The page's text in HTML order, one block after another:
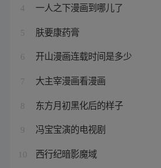
4 一人之下漫画到哪儿了
5 肤要康药膏
6 开山漫画连载时间是多少
7 大主宰漫画看漫画
8 东方月初黑化后的样子
9 冯宝宝演的电视剧
10 西行纪暗影魔域